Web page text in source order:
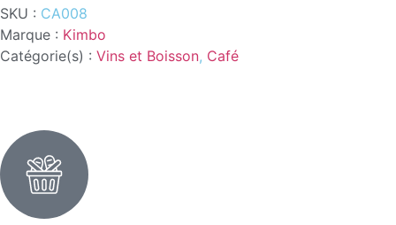
SKU : CA008
Marque : Kimbo
Catégorie(s) : Vins et Boisson, Café